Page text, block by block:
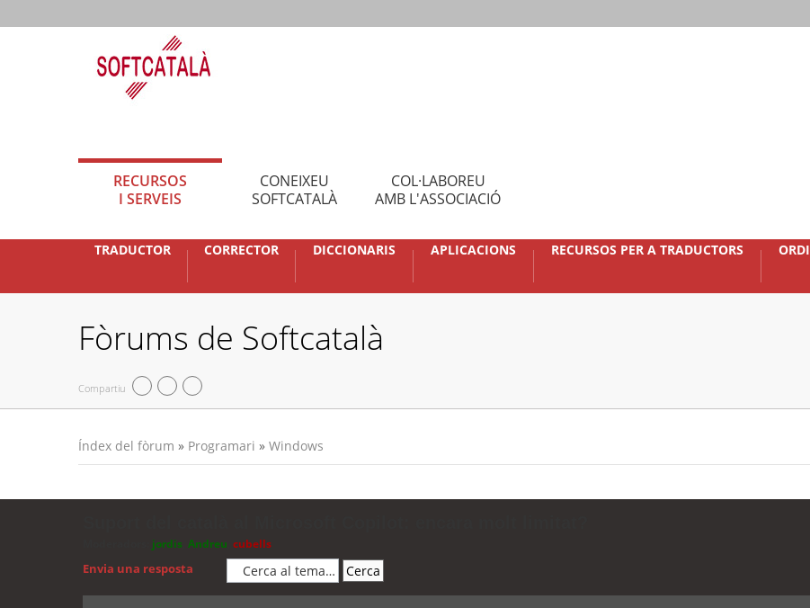
RECURSOS
I SERVEIS
CONEIXEU
SOFTCATALÀ
COL·LABOREU
AMB L'ASSOCIACIÓ
TRADUCTOR CORRECTOR DICCIONARIS APLICACIONS RECURSOS PER A TRADUCTORS
Fòrums de Softcatalà
Compartiu
Índex del fòrum » Programari » Windows
jordis Andreu cubells
Envia una resposta